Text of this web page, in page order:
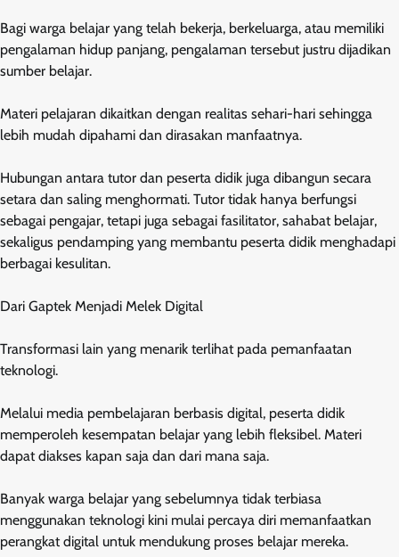
Bagi warga belajar yang telah bekerja, berkeluarga, atau memiliki
pengalaman hidup panjang, pengalaman tersebut justru dijadikan
sumber belajar.
Materi pelajaran dikaitkan dengan realitas sehari-hari sehingga
lebih mudah dipahami dan dirasakan manfaatnya.
Hubungan antara tutor dan peserta didik juga dibangun secara
setara dan saling menghormati. Tutor tidak hanya berfungsi
sebagai pengajar, tetapi juga sebagai fasilitator, sahabat belajar,
sekaligus pendamping yang membantu peserta didik menghadapi
berbagai kesulitan.
Dari Gaptek Menjadi Melek Digital
Transformasi lain yang menarik terlihat pada pemanfaatan
teknologi.
Melalui media pembelajaran berbasis digital, peserta didik
memperoleh kesempatan belajar yang lebih fleksibel. Materi
dapat diakses kapan saja dan dari mana saja.
Banyak warga belajar yang sebelumnya tidak terbiasa
menggunakan teknologi kini mulai percaya diri memanfaatkan
perangkat digital untuk mendukung proses belajar mereka.